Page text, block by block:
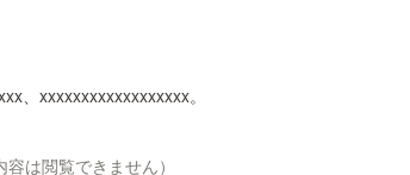
、xxxxxxxxxxxxxxxxxx。
は閲覧できません）